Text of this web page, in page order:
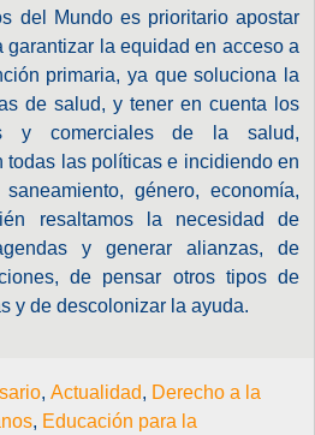
del Mundo es prioritario apostar
la equidad en acceso a
primaria, ya que soluciona la
de salud, y tener en cuenta los
y comerciales de la salud,
todas las políticas e incidiendo en
género, economía,
resaltamos la necesidad de
y generar alianzas, de
de pensar otros tipos de
y de descolonizar la ayuda.
, Actualidad, Derecho a la
, Educación para la